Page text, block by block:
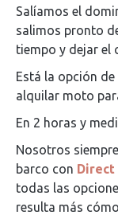
Salíamos el
salimos pronto
tiempo y dejar el
Está la opción
alquilar moto
En 2 horas y
Nosotros
barco con Direct
todas las
resulta más